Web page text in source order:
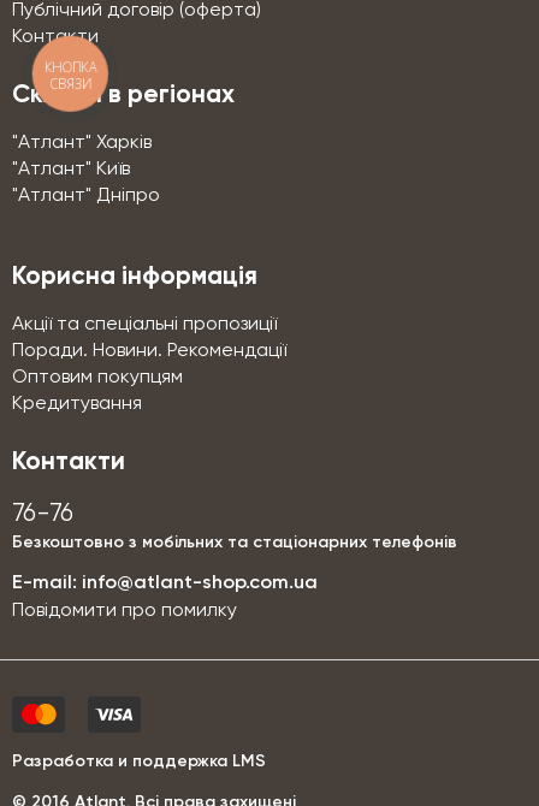
Публічний договір (оферта)
Контакти
Склади в регіонах
"Атлант" Харків
"Атлант" Київ
"Атлант" Дніпро
Корисна інформація
Акції та спеціальні пропозиції
Поради. Новини. Рекомендації
Оптовим покупцям
Кредитування
Контакти
76-76
Безкоштовно з мобільних та стаціонарних телефонів
E-mail: info@atlant-shop.com.ua
Повідомити про помилку
© 2016 Аtlant. Всі права захищені
Разработка и поддержка LMS
КНОПКА
СВЯЗИ